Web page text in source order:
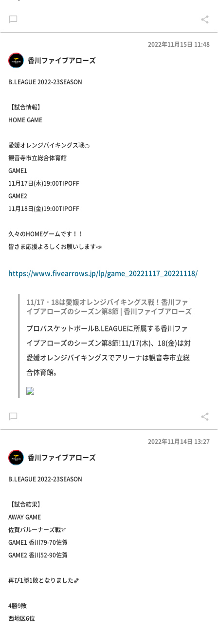
香川ファイブアローズ
2022年11月15日 11:48
B.LEAGUE 2022-23SEASON
【試合情報】
HOME GAME
愛媛オレンジバイキングス戦🍊
観音寺市立総合体育館
GAME1
11月17日(木)19:00TIPOFF
GAME2
11月18日(金)19:00TIPOFF
久々のHOMEゲームです！！
皆さま応援よろしくお願いします📣
https://www.fivearrows.jp/lp/game_20221117_20221118/
11/17・18は愛媛オレンジバイキングス戦！香川ファ
イブアローズのシーズン第8節 | 香川ファイブアローズ
プロバスケットボールB.LEAGUEに所属する香川ファ
イブアローズのシーズン第8節!11/17(木)、18(金)は対
愛媛オレンジバイキングスでアリーナは観音寺市立総
合体育館。
香川ファイブアローズ
2022年11月14日 13:27
B.LEAGUE 2022-23SEASON
【試合結果】
AWAY GAME
佐賀バルーナーズ戦🏹
GAME1 香川79-70佐賀
GAME2 香川52-90佐賀
再び1勝1敗となりました🏀
4勝9敗
西地区6位